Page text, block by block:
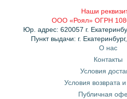
Наши
ООО «Роял» ОГРН
Юр. адрес: 620057 г.
Пункт выдачи: г.
О нас
Контакты
Условия
Условия возврата
Публичная